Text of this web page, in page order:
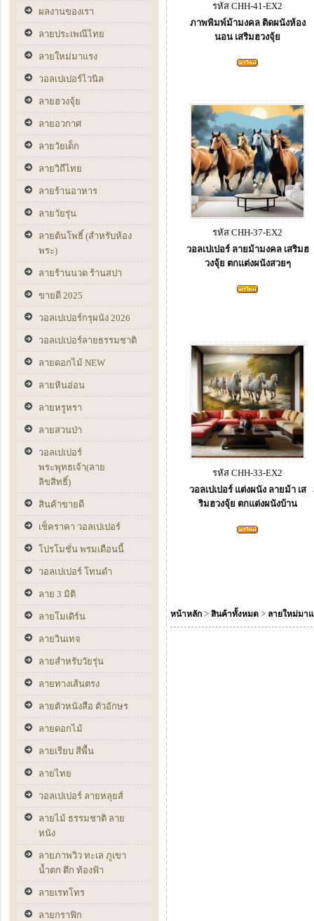
ผลงานของเรา
ลายประเพณีไทย
ลายใหม่มาแรง
วอลเปเปอร์ไวนิล
ลายฮวงจุ้ย
ลายอวกาศ
ลายวัยเด็ก
ลายวิถีไทย
ลายร้านอาหาร
ลายวัยรุ่น
ลายต้นโพธิ์ (สำหรับห้อง
พระ)
ลายร้านนวด ร้านสปา
ขายดี 2025
วอลเปเปอร์กรุผนัง 2026
วอลเปเปอร์ลายธรรมชาติ
ลายดอกไม้ NEW
ลายหินอ่อน
ลายหรูหรา
ลายสวนป่า
วอลเปเปอร์
พระพุทธเจ้า(ลาย
ลิขสิทธิ์)
สินค้าขายดี
เช็คราคา วอลเปเปอร์
โปรโมชั่น พรมเดือนนี้
วอลเปเปอร์ โทนดำ
ลาย 3 มิติ
ลายโมเดิร์น
ลายวินเทจ
ลายสำหรับวัยรุ่น
ลายทางเส้นตรง
ลายตัวหนังสือ ตัวอักษร
ลายดอกไม้
ลายเรียบ สีพื้น
ลายไทย
วอลเปเปอร์ ลายหลุยส์
ลายไม้ ธรรมชาติ ลาย
หนัง
ลายภาพวิว ทะเล ภูเขา
น้ำตก ตึก ท้องฟ้า
ลายเรทโทร
ลายกราฟิก
รหัส CHH-41-EX2
ภาพพิมพ์ม้ามงคล ติดผนังห้อง
นอน เสริมฮวงจุ้ย
รหัส CHH-37-EX2
วอลเปเปอร์ ลายม้ามงคล เสริมฮ
วงจุ้ย ตกแต่งผนังสวยๆ
รหัส CHH-33-EX2
วอลเปเปอร์ แต่งผนัง ลายม้า เส
ริมฮวงจุ้ย ตกแต่งผนังบ้าน
หน้าหลัก > สินค้าทั้งหมด > ลายใหม่มา